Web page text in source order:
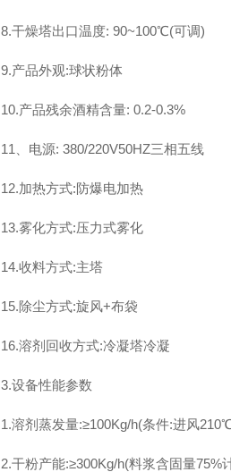
8.干燥塔出口温度: 90~100℃(可调)
9.产品外观:球状粉体
10.产品残余酒精含量: 0.2-0.3%
11、电源: 380/220V50HZ三相五线
12.加热方式:防爆电加热
13.雾化方式:压力式雾化
14.收料方式:主塔
15.除尘方式:旋风+布袋
16.溶剂回收方式:冷凝塔冷凝
3.设备性能参数
1.溶剂蒸发量:≥100Kg/h(条件:进风
2.干粉产能:≥300Kg/h(料浆含固量75%